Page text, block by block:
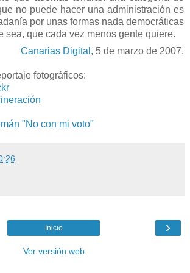
no puede hacer una administración es
por unas formas nada democráticas
sea, que cada vez menos gente quiere.
Canarias Digital , 5 de marzo de 2007.
fotográficos:
"No con mi voto"
›
Inicio
Ver versión web